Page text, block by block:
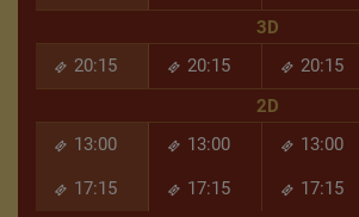
20:15 20:15 20:15
13:00 13:00 13:00
17:15 17:15 17:15
3D
2D